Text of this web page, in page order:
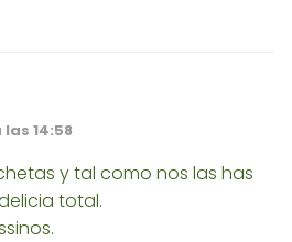
las 14:58
y tal como nos las has
total.